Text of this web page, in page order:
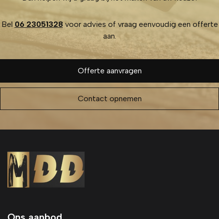
Bel 06 23051328voor advies of vraag eenvoudig een offerte
aan.
Offerte aanvragen
Contact opnemen